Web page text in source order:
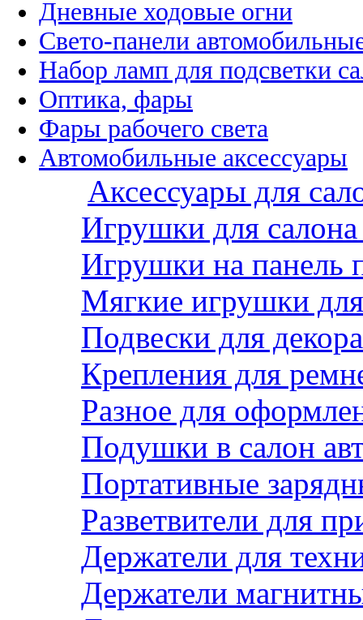
Дневные ходовые огни
Свето-панели
Набор ламп для подсветки
Оптика, фары
Фары рабочего света
Автомобильные аксессуары
Аксессуары для
Игрушки для
Игрушки на панель
Мягкие игрушки
Подвески для декора
Крепления для
Разное для
Подушки в салон
Портативные
Разветвители для
Держатели для
Держатели